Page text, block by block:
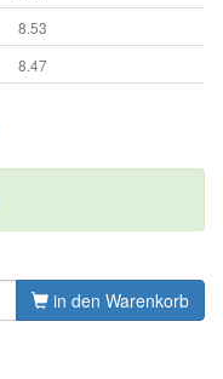
8.53
8.47
in den Warenkorb